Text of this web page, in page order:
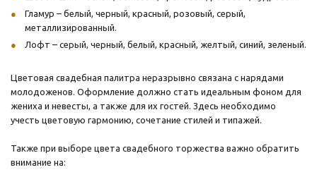
Гламур – белый, черный, красный, розовый, серый,
металлизированный.
Лофт – серый, черный, белый, красный, желтый, синий, зеленый.
Цветовая свадебная палитра неразрывно связана с нарядами
молодоженов. Оформление должно стать идеальным фоном для
жениха и невесты, а также для их гостей. Здесь необходимо
учесть цветовую гармонию, сочетание стилей и типажей.
Также при выборе цвета свадебного торжества важно обратить
внимание на: